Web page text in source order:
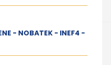
- NOBATEK - INEF4 -